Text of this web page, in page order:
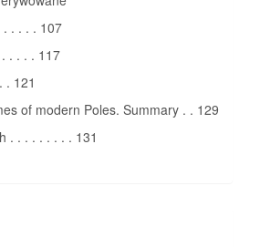
. . . . 107
. . . . 117
. 121
of modern Poles. Summary . . 129
. . . . . . . . . 131